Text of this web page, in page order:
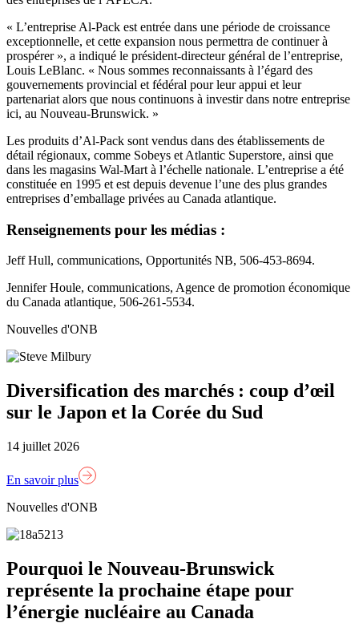
« L’entreprise Al-Pack est entrée dans une période de croissance
exceptionnelle, et cette expansion nous permettra de continuer à
prospérer », a indiqué le président-directeur général de l’entreprise,
Louis LeBlanc. « Nous sommes reconnaissants à l’égard des
gouvernements provincial et fédéral pour leur appui et leur
partenariat alors que nous continuons à investir dans notre entreprise
ici, au Nouveau-Brunswick. »
Les produits d’Al-Pack sont vendus dans des établissements de
détail régionaux, comme Sobeys et Atlantic Superstore, ainsi que
dans les magasins Wal-Mart à l’échelle nationale. L’entreprise a été
constituée en 1995 et est depuis devenue l’une des plus grandes
entreprises d’emballage privées au Canada atlantique.
Renseignements pour les médias :
Jeff Hull, communications, Opportunités NB, 506-453-8694.
Jennifer Houle, communications, Agence de promotion économique
du Canada atlantique, 506-261-5534.
Nouvelles d'ONB
Diversification des marchés : coup d’œil
sur le Japon et la Corée du Sud
14 juillet 2026
En savoir plus
Nouvelles d'ONB
Pourquoi le Nouveau-Brunswick
représente la prochaine étape pour
l’énergie nucléaire au Canada